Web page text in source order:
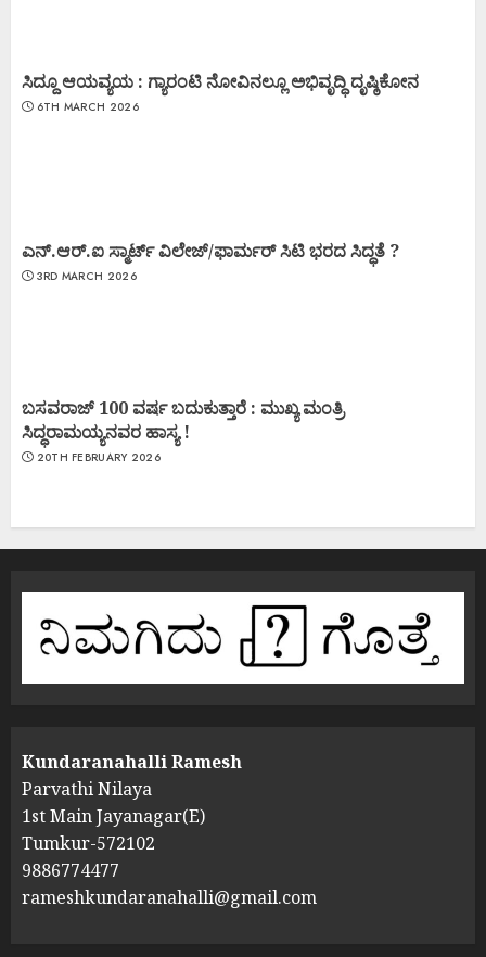
ಸಿದ್ದೂ ಆಯವ್ಯಯ : ಗ್ಯಾರಂಟಿ ನೋವಿನಲ್ಲೂ ಅಭಿವೃದ್ಧಿ ದೃಷ್ಠಿಕೋನ
6TH MARCH 2026
ಎನ್.ಆರ್.ಐ ಸ್ಮಾರ್ಟ್ ವಿಲೇಜ್/ಫಾರ್ಮರ್ ಸಿಟಿ ಭರದ ಸಿದ್ಧತೆ ?
3RD MARCH 2026
ಬಸವರಾಜ್ 100 ವರ್ಷ ಬದುಕುತ್ತಾರೆ : ಮುಖ್ಯ ಮಂತ್ರಿ
ಸಿದ್ಧರಾಮಯ್ಯನವರ ಹಾಸ್ಯ !
20TH FEBRUARY 2026
Kundaranahalli Ramesh
Parvathi Nilaya
1st Main Jayanagar(E)
Tumkur-572102
9886774477
rameshkundaranahalli@gmail.com